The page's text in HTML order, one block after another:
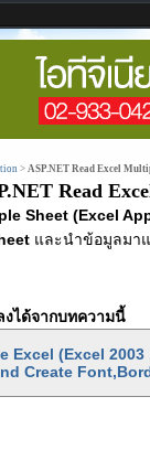
> ASP.NET Read Excel
Read
Sheet (Excel
และนำข้อมูลมา
ได้จากบทความนี้
Excel (Excel 2003
Create